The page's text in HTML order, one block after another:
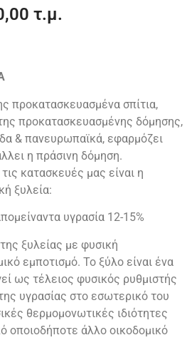
τ.μ.
προκατασκευασμένα σπίτια,
προκατασκευασμένης δόμησης,
& πανευρωπαϊκά, εφαρμόζει
η πράσινη δόμηση.
κατασκευές μας είναι η
ξυλεία:
υγρασία 12-15%
ξυλείας με φυσική
εμποτισμό. Το ξύλο είναι ένα
ως τέλειος φυσικός ρυθμιστής
υγρασίας στο εσωτερικό του
θερμομονωτικές ιδιότητες
οποιοδήποτε άλλο οικοδομικό